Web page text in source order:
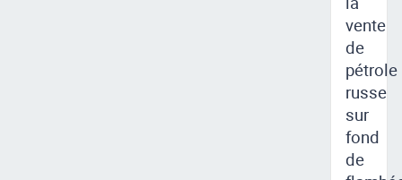
vente
de
pétrole
russe
sur
fond
de